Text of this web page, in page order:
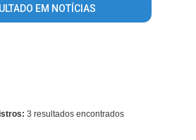
EM NOTÍCIAS
3 resultados encontrados